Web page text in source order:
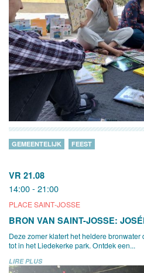
VR 21.08
14:00 - 21:00
PLACE SAINT-JOSSE
GEMEENTELIJK FEEST
BRON VAN SAINT-JOSSE:
Deze zomer klatert het heldere
tot in het Liedekerke park. Ontdek een...
LIRE PLUS